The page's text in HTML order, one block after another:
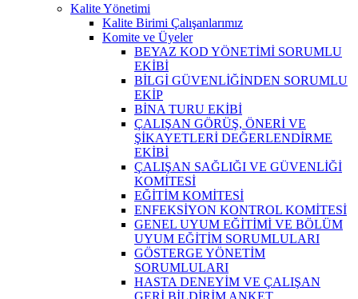
Kalite Yönetimi
Kalite Birimi Çalışanlarımız
Komite ve Üyeler
BEYAZ KOD YÖNETİMİ SORUMLU
EKİBİ
BİLGİ GÜVENLİĞİNDEN SORUMLU
EKİP
BİNA TURU EKİBİ
ÇALIŞAN GÖRÜŞ, ÖNERİ VE
ŞİKAYETLERİ DEĞERLENDİRME
EKİBİ
ÇALIŞAN SAĞLIĞI VE GÜVENLİĞİ
KOMİTESİ
EĞİTİM KOMİTESİ
ENFEKSİYON KONTROL KOMİTESİ
GENEL UYUM EĞİTİMİ VE BÖLÜM
UYUM EĞİTİM SORUMLULARI
GÖSTERGE YÖNETİM
SORUMLULARI
HASTA DENEYİM VE ÇALIŞAN
GERİ BİLDİRİM ANKET